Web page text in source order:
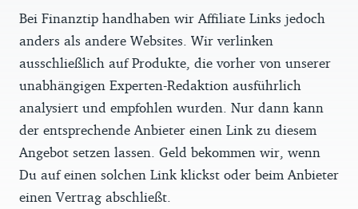
Bei Finanztip handhaben wir Affiliate Links jedoch
anders als andere Websites. Wir verlinken
ausschließlich auf Produkte, die vorher von unserer
unabhängigen Experten-Redaktion ausführlich
analysiert und empfohlen wurden. Nur dann kann
der entsprechende Anbieter einen Link zu diesem
Angebot setzen lassen. Geld bekommen wir, wenn
Du auf einen solchen Link klickst oder beim Anbieter
einen Vertrag abschließt.